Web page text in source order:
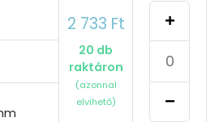
2 733 Ft
20 db
raktáron
(azonnal
elvihető)